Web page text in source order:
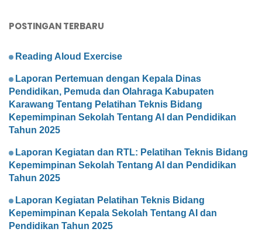
POSTINGAN TERBARU
Reading Aloud Exercise
Laporan Pertemuan dengan Kepala Dinas
Pendidikan, Pemuda dan Olahraga Kabupaten
Karawang Tentang Pelatihan Teknis Bidang
Kepemimpinan Sekolah Tentang AI dan Pendidikan
Tahun 2025
Laporan Kegiatan dan RTL: Pelatihan Teknis Bidang
Kepemimpinan Sekolah Tentang AI dan Pendidikan
Tahun 2025
Laporan Kegiatan Pelatihan Teknis Bidang
Kepemimpinan Kepala Sekolah Tentang AI dan
Pendidikan Tahun 2025